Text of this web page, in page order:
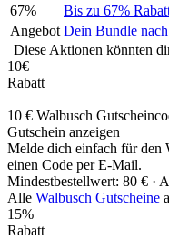
67%
Bis zu 67%
Angebot Dein Bundle
Diese Aktionen könnten
10€
Rabatt
10 € Walbusch
Gutschein anzeigen
Melde dich einfach für den
einen Code per E-Mail.
Mindestbestellwert: 80 € ·
Alle Walbusch Gutscheine
15%
Rabatt